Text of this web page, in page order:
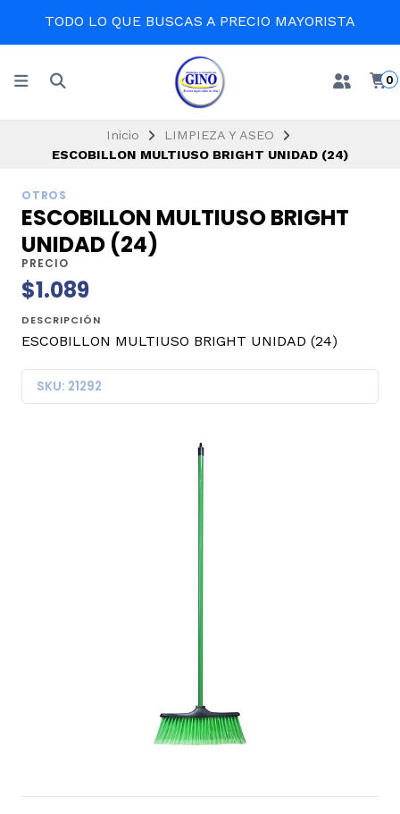
TODO LO QUE BUSCAS A PRECIO MAYORISTA
0
Inicio
LIMPIEZA Y ASEO
ESCOBILLON MULTIUSO BRIGHT UNIDAD (24)
OTROS
ESCOBILLON MULTIUSO BRIGHT
UNIDAD (24)
PRECIO
$1.089
DESCRIPCIÓN
ESCOBILLON MULTIUSO BRIGHT UNIDAD (24)
SKU: 21292